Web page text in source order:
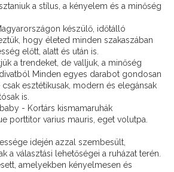
a stílus, a kényelem és a minőség
készülő, időtálló
hogy életed minden szakaszában
előtt, alatt és után is.
a trendeket, de valljuk, a minőség
Minden egyes darabot gondosan
esztétikusak, modern és elegánsak
is.
- Kortárs kismamaruhák
porttitor varius mauris, eget volutpa.
idején azzal szembesült,
a választási lehetőségei a ruházat terén.
amelyekben kényelmesen és